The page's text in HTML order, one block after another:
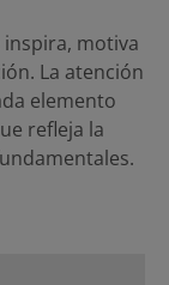
motiva
La atención
elemento
refleja la